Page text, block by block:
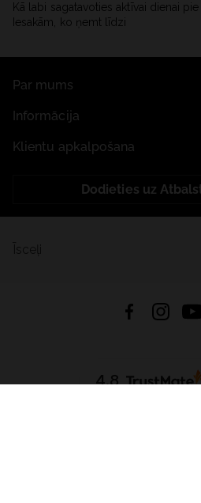
Kā labi sagatavoties aktīvai dienai
Iesakām, ko ņemt līdzi
Par mums
Informācija
Klientu apkalpošana
Dodieties uz
4.8